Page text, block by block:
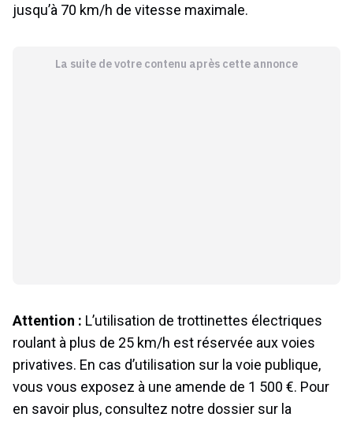
jusqu’à 70 km/h de vitesse maximale.
La suite de votre contenu après cette annonce
Attention : L’utilisation de trottinettes électriques
roulant à plus de 25 km/h est réservée aux voies
privatives. En cas d’utilisation sur la voie publique,
vous vous exposez à une amende de 1 500 €. Pour
en savoir plus, consultez notre dossier sur la